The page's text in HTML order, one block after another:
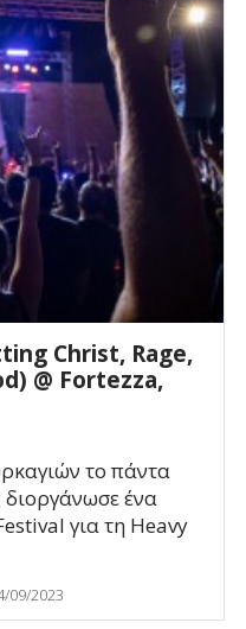
Christ, Rage,
@ Fortezza,
το πάντα
διοργάνωσε ένα
για τη Heavy
09/2023